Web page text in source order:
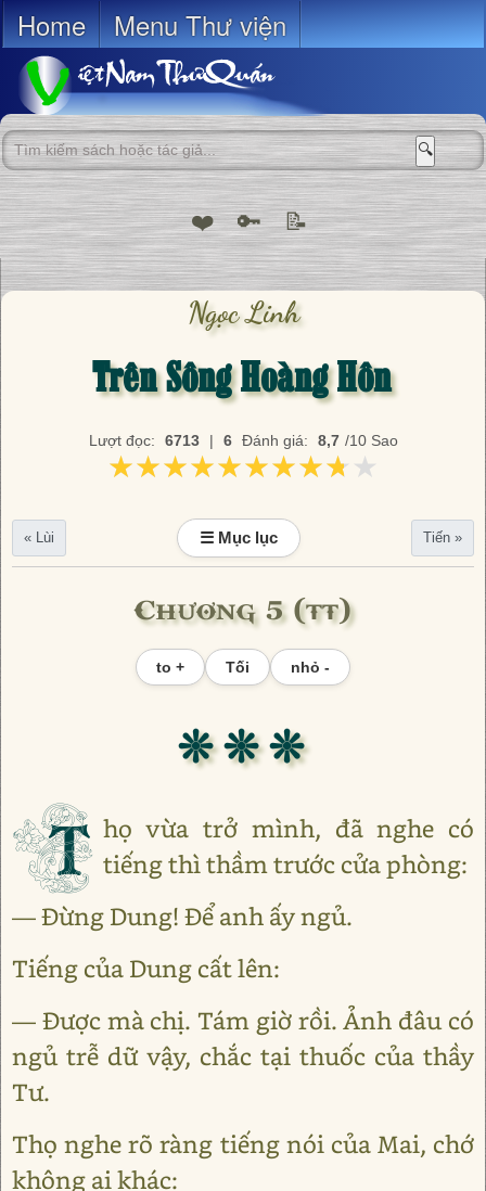
Home Menu Thư viện
🔍
❤️ 🔑 📝
Ngọc Linh
Trên Sông Hoàng Hôn
Lượt đọc: 6713 | 6 Đánh giá: 8,7 /10 Sao
★★★★★★★★★★
★★★★★★★★★★
« Lùi ☰ Mục lục Tiến »
Chương 5 (tt)
to + Tối nhỏ -
❊ ❊ ❊
T họ vừa trở mình, đã nghe có
tiếng thì thầm trước cửa phòng:
— Đừng Dung! Để anh ấy ngủ.
Tiếng của Dung cất lên:
— Được mà chị. Tám giờ rồi. Ảnh đâu có
ngủ trễ dữ vậy, chắc tại thuốc của thầy
Tư.
Thọ nghe rõ ràng tiếng nói của Mai, chớ
không ai khác: